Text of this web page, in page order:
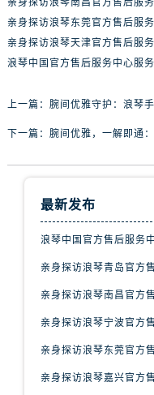
上一篇： 腕间优雅守护：浪琴
下一篇： 腕间优雅，一解即通
最新发布